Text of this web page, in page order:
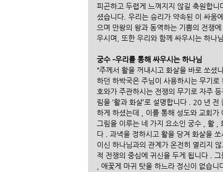
피곤하고 두렵게 느껴지지 않길 축원합니
셨습니다. 우리는 승리가 약속된 이 싸움
으며 만왕의 왕과 동역하는 기쁨의 전쟁
우시며, 또한 우리와 함께 싸우시는 하나
궁수 –우리를 통해 싸우시는 하나님
“주께서 활을 꺼내시고 화살을 바로 쏘셨
하던 하박국은 주님이 사용하시는 무기
호와가 주관하시는 전쟁의 무기로 자주
림을 ‘활과 화살’로 설명합니다 . 20 년
하게 하셨는데 , 이를 통해 성도와 교회가
그림을 이루는 네 가지 요소인 궁수 , 활 ,
다 . 과녁을 정하시고 활을 당겨 화살을
이신 하나님과의 관계가 온전히 열리지
적 전쟁의 중심에 귀신을 두게 됩니다 .
, 애꿎게 마귀 탓을 하느라 정신이 없습